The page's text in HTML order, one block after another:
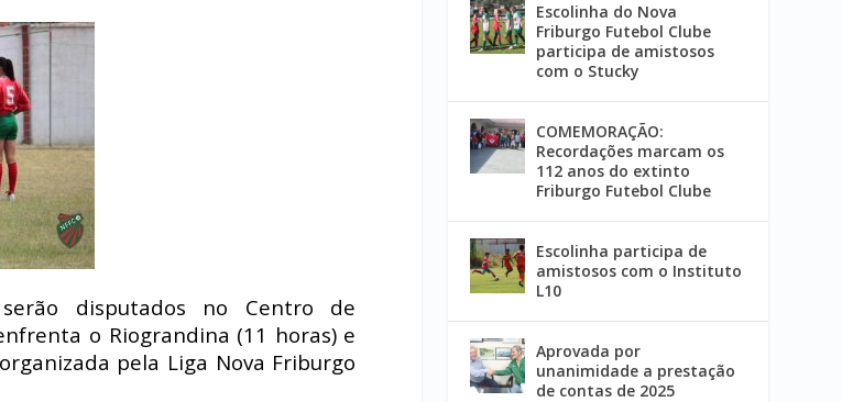
disputados no Centro de
o Riograndina (11 horas) e
pela Liga Nova Friburgo
Escolinha do Nova
Friburgo Futebol Clube
participa de amistosos
com o Stucky
COMEMORAÇÃO:
Recordações marcam os
112 anos do extinto
Friburgo Futebol Clube
Escolinha participa de
amistosos com o Instituto
L10
Aprovada por
unanimidade a prestação
de contas de 2025